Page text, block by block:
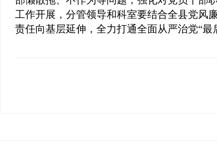
工作开展，分管领导和科室要结合全县党风
责任向基层延伸，全力打通全面从严治党“最